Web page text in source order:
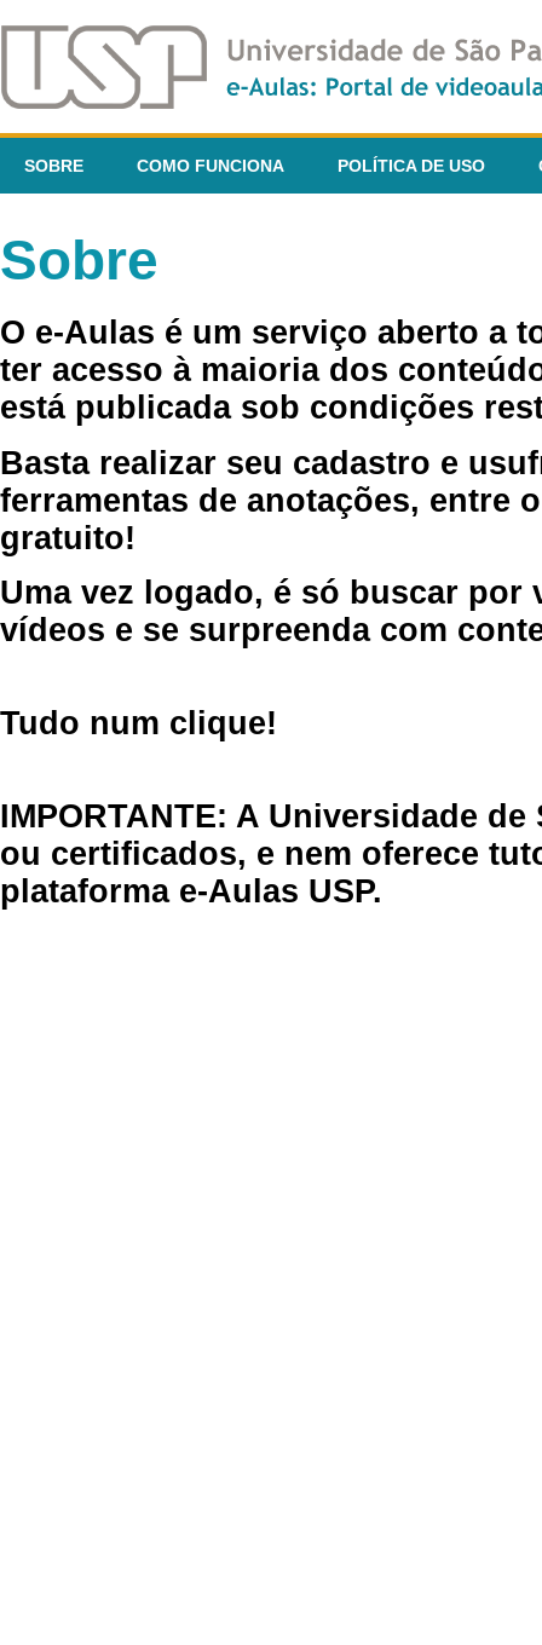
SOBRE COMO FUNCIONA POLÍTICA DE USO
Sobre
O e-Aulas é um serviço aberto a
ter acesso à maioria dos
está publicada sob condições
Basta realizar seu cadastro e
ferramentas de anotações, entre
gratuito!
Uma vez logado, é só buscar por
vídeos e se surpreenda com
Tudo num clique!
IMPORTANTE: A Universidade
ou certificados, e nem oferece
plataforma e-Aulas USP.